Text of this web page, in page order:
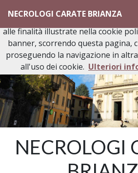
NECROLOGI CARATE BRIANZA
NECROLOGI
Questo sito o gli strumenti terzi
avvalgono di cookie necessari al
alle finalità illustrate nella cookie
banner, scorrendo questa pagina,
proseguendo la navigazione in
all'uso dei cookie. Ulteriori